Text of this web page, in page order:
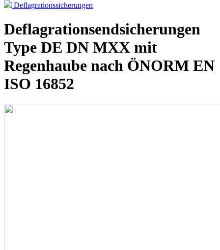
Deflagrationssicherungen
Deflagrationsendsicherungen
Type DE DN MXX mit
Regenhaube nach ÖNORM EN
ISO 16852